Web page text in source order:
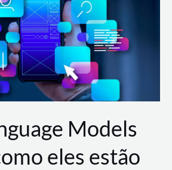
Models
eles estão